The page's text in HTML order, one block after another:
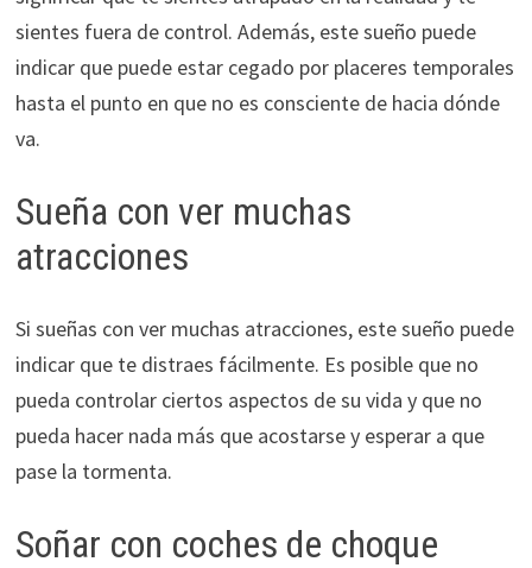
sientes fuera de control. Además, este sueño puede
indicar que puede estar cegado por placeres temporales
hasta el punto en que no es consciente de hacia dónde
va.
Sueña con ver muchas
atracciones
Si sueñas con ver muchas atracciones, este sueño puede
indicar que te distraes fácilmente. Es posible que no
pueda controlar ciertos aspectos de su vida y que no
pueda hacer nada más que acostarse y esperar a que
pase la tormenta.
Soñar con coches de choque